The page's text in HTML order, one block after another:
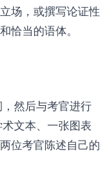
场，或撰写论证性
恰当的语体。
然后与考官进行
文本、一张图表
位考官陈述自己的